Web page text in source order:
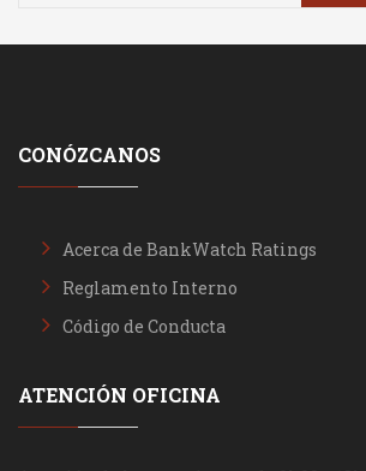
CONÓZCANOS
Acerca de BankWatch Ratings
Reglamento Interno
Código de Conducta
ATENCIÓN OFICINA